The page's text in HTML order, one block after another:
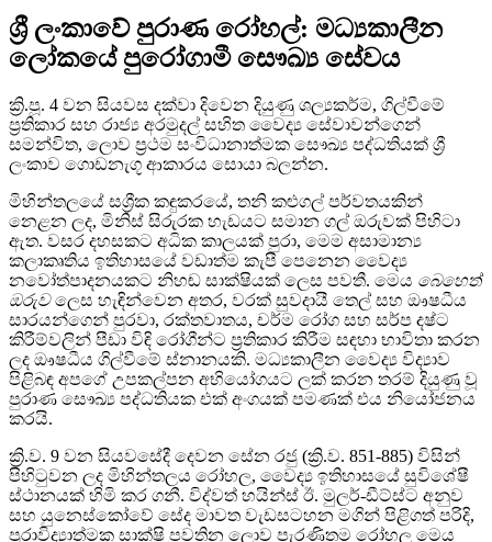
ශ්‍රී ලංකාවේ පුරාණ රෝහල්: මධ්‍යකාලීන
ලෝකයේ පුරෝගාමී සෞඛ්‍ය සේවය
ක්‍රි.පූ. 4 වන සියවස දක්වා දිවෙන දියුණු ශල්‍යකර්ම, ගිල්වීමේ
ප්‍රතිකාර සහ රාජ්‍ය අරමුදල් සහිත වෛද්‍ය සේවාවන්ගෙන්
සමන්විත, ලොව ප්‍රථම සංවිධානාත්මක සෞඛ්‍ය පද්ධතියක් ශ්‍රී
ලංකාව ගොඩනැගූ ආකාරය සොයා බලන්න.
මිහින්තලයේ සශ්‍රීක කඳුකරයේ, තනි කළුගල් පර්වතයකින්
නෙළන ලද, මිනිස් සිරුරක හැඩයට සමාන ගල් ඔරුවක් පිහිටා
ඇත. වසර දහසකට අධික කාලයක් පුරා, මෙම අසාමාන්‍ය
කලාකෘතිය ඉතිහාසයේ වඩාත්ම කැපී පෙනෙන වෛද්‍ය
නවෝත්පාදනයකට නිහඬ සාක්ෂියක් ලෙස පවතී. මෙය බෙහෙත්
ඔරුවලෙස හැඳින්වෙන අතර, වරක් සුවදායී තෙල් සහ ඖෂධීය
සාරයන්ගෙන් පුරවා, රක්තවාතය, චර්ම රෝග සහ සර්ප දෂ්ට
කිරීම්වලින් පීඩා විඳි රෝගීන්ට ප්‍රතිකාර කිරීම සඳහා භාවිතා කරන
ලද ඖෂධීය ගිල්වීමේ ස්නානයකි. මධ්‍යකාලීන වෛද්‍ය විද්‍යාව
පිළිබඳ අපගේ උපකල්පන අභියෝගයට ලක් කරන තරම් දියුණු වූ
පුරාණ සෞඛ්‍ය පද්ධතියක එක් අංගයක් පමණක් එය නියෝජනය
කරයි.
ක්‍රි.ව. 9 වන සියවසේදී දෙවන සේන රජු (ක්‍රි.ව. 851-885) විසින්
පිහිටුවන ලද මිහින්තලය රෝහල, වෛද්‍ය ඉතිහාසයේ සුවිශේෂී
ස්ථානයක් හිමි කර ගනී. විද්වත් හයින්ස් ඊ. මුලර්-ඩීට්ස්ට අනුව
සහ යුනෙස්කෝවේ සේද මාවත වැඩසටහන මගින් පිළිගත් පරිදි,
පුරාවිද්‍යාත්මක සාක්ෂි පවතින ලොව පැරණිතම රෝහල මෙය